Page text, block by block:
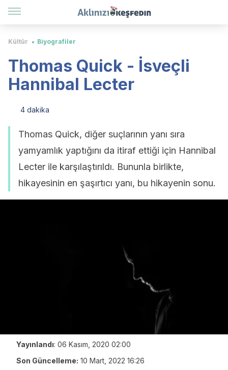
Kültür Biyografiler
Thomas Quick - İsveçli
Hannibal Lecter
4 dakika
Thomas Quick, diğer suçlarının yanı sıra
yamyamlık yaptığını da itiraf ettiği için Hannibal
Lecter ile karşılaştırıldı. Bununla birlikte,
hikayesinin en şaşırtıcı yanı, bu hikayenin sonu.
Yayınlandı: 06 Kasım, 2020 02:00
Son Güncelleme: 10 Mart, 2022 16:26